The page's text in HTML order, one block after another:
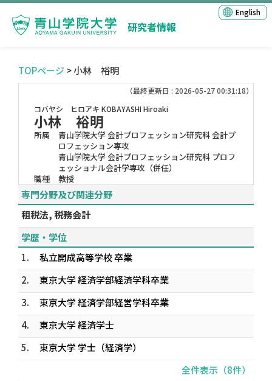
研究者情報
English
TOPページ > 小林 裕明
（最終更新日 : 2026-05-27 00:31:18）
コバヤシ ヒロアキ KOBAYASHI Hiroaki
小林 裕明
所属
青山学院大学 会計プロフェッション研究科 会計プ
ロフェッション専攻
青山学院大学 会計プロフェッション研究科 プロフ
ェッショナル会計学専攻（併任）
職種
教授
専門分野及び関連分野
租税法, 税務会計
学歴・学位
1.
私立開成高等学校 卒業
2.
東京大学 経済学部経済学科卒業
3.
東京大学 経済学部経営学科卒業
4.
東京大学 経済学士
5.
東京大学 学士（経済学）
全件表示（8件）